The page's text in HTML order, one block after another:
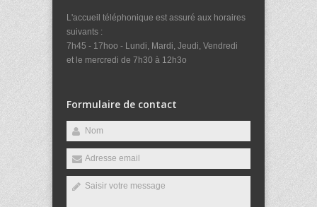
L'accueil téléphonique est assuré aux horaires
suivants :
7h45 - 17hoo - Lundi, Mardi, Jeudi, Vendredi
et le mercredi de 7h30 à 12h3o
Formulaire de contact